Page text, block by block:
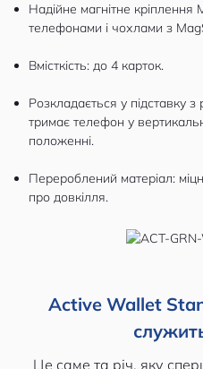
Надійне магнітне кріплення
телефонами і чохлами з
Вмісткість: до 4 карток.
Розкладається у підставку
тримає телефон у
положенні.
Перероблений матеріал:
про довкілля.
Active Wallet
Це саме та річ, яку